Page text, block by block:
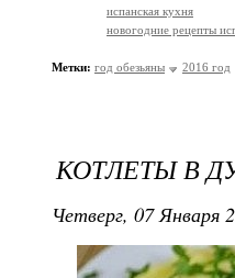
испанская кухня
новогодние рецепты
Метки: год обезьяны 2016 год
КОТЛЕТЫ В
Четверг, 07 Января